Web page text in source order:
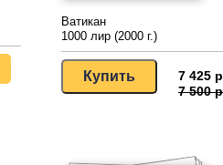
Ватикан
1000 лир (2000 г.)
7 425
7 500